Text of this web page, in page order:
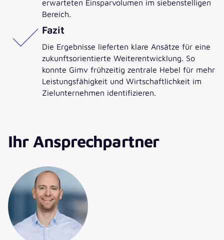
erwarteten Einsparvolumen im siebenstelligen
Bereich.
Fazit
Die Ergebnisse lieferten klare Ansätze für eine
zukunftsorientierte Weiterentwicklung. So
konnte Gimv frühzeitig zentrale Hebel für mehr
Leistungsfähigkeit und Wirtschaftlichkeit im
Zielunternehmen identifizieren.
Ihr Ansprechpartner